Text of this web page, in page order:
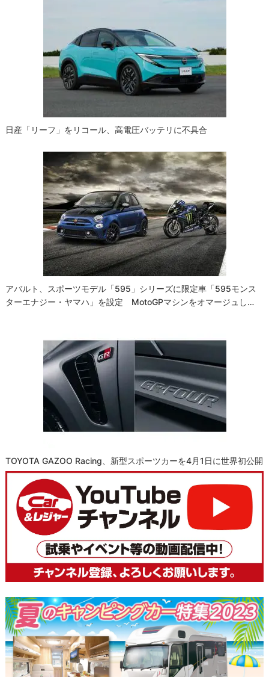
日産「リーフ」をリコール、高電圧バッテリに不具合
アバルト、スポーツモデル「595」シリーズに限定車「595モンス
ターエナジー・ヤマハ」を設定 MotoGPマシンをオマージュし…
TOYOTA GAZOO Racing、新型スポーツカーを4月1日に世界初公開